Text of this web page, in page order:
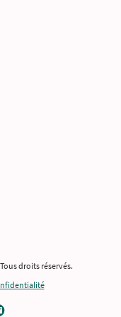
droits réservés.